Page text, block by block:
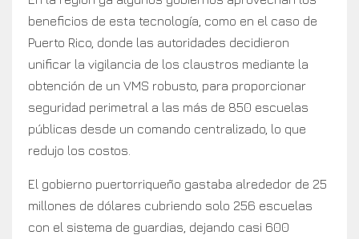
beneficios de esta tecnología, como en el caso de
Puerto Rico, donde las autoridades decidieron
unificar la vigilancia de los claustros mediante la
obtención de un VMS robusto, para proporcionar
seguridad perimetral a las más de 850 escuelas
públicas desde un comando centralizado, lo que
redujo los costos.
El gobierno puertorriqueño gastaba alrededor de 25
millones de dólares cubriendo solo 256 escuelas
con el sistema de guardias, dejando casi 600